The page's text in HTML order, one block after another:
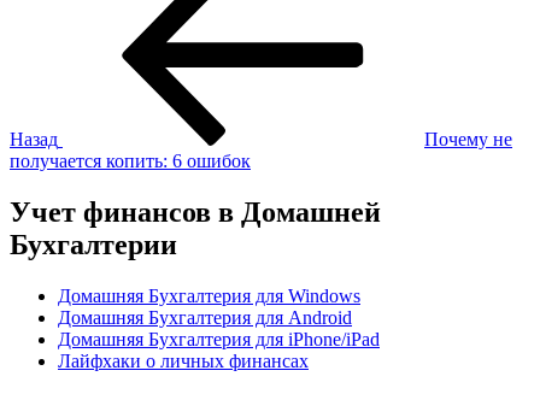
Назад
Почему не
получается копить: 6 ошибок
Учет финансов в Домашней
Бухгалтерии
Домашняя Бухгалтерия для Windows
Домашняя Бухгалтерия для Android
Домашняя Бухгалтерия для iPhone/iPad
Лайфхаки о личных финансах